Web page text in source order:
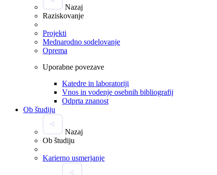
Nazaj
Raziskovanje
Projekti
Mednarodno sodelovanje
Oprema
Uporabne povezave
Katedre in laboratoriji
Vnos in vodenje osebnih bibliografij
Odprta znanost
Ob študiju
Nazaj
Ob študiju
Karierno usmerjanje